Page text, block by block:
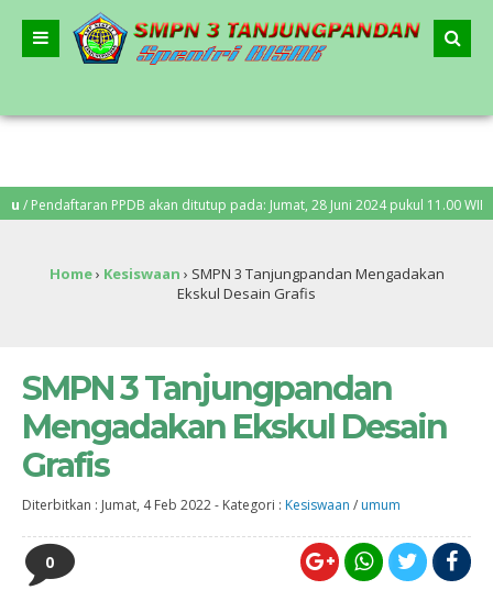
PPDB akan ditutup pada: Jumat, 28 Juni 2024 pukul 11.00 WIB.
Home› Kesiswaan › SMPN 3 Tanjungpandan Mengadakan
Ekskul Desain Grafis
SMPN 3 Tanjungpandan
Mengadakan Ekskul Desain
Grafis
Diterbitkan : Jumat, 4 Feb 2022- Kategori : Kesiswaan / umum
0